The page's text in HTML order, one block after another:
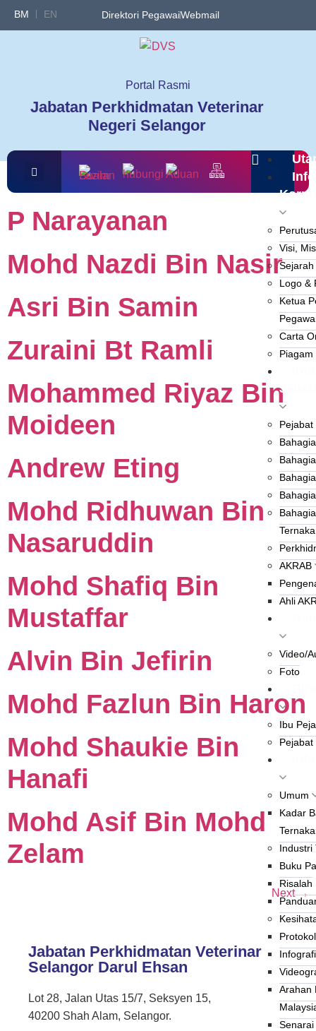
BM EN Direktori PegawaiWebmail
Portal Rasmi
Jabatan Perkhidmatan Veterinar
Negeri Selangor
Info
Visi,
Logo &
Ketua
Carta
AKRAB
Ahli
Video/
Foto
Ibu
Umum
Kadar
Industri
Buku
Risalah
Arahan
P Narayanan
Mohd Nazdi Bin Nasir
Asri Bin Samin
Zuraini Bt Ramli
Mohammed Riyaz Bin
Moideen
Andrew Eting
Mohd Ridhuwan Bin
Nasaruddin
Mohd Shafiq Bin
Mustaffar
Alvin Bin Jefirin
Mohd Fazlun Bin Haron
Mohd Shaukie Bin
Hanafi
Mohd Asif Bin Mohd
Zelam
Next→
Jabatan Perkhidmatan Veterinar
Selangor Darul Ehsan
Lot 28, Jalan Utas 15/7, Seksyen 15,
40200 Shah Alam, Selangor.